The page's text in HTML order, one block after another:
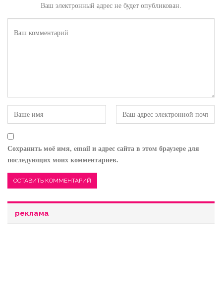
Ваш электронный адрес не будет опубликован.
Сохранить моё имя, email и адрес сайта в этом браузере для
последующих моих комментариев.
реклама